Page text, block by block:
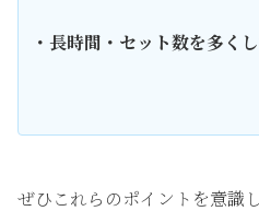
・長時間・セット数を多く
ぜひこれらのポイントを意識